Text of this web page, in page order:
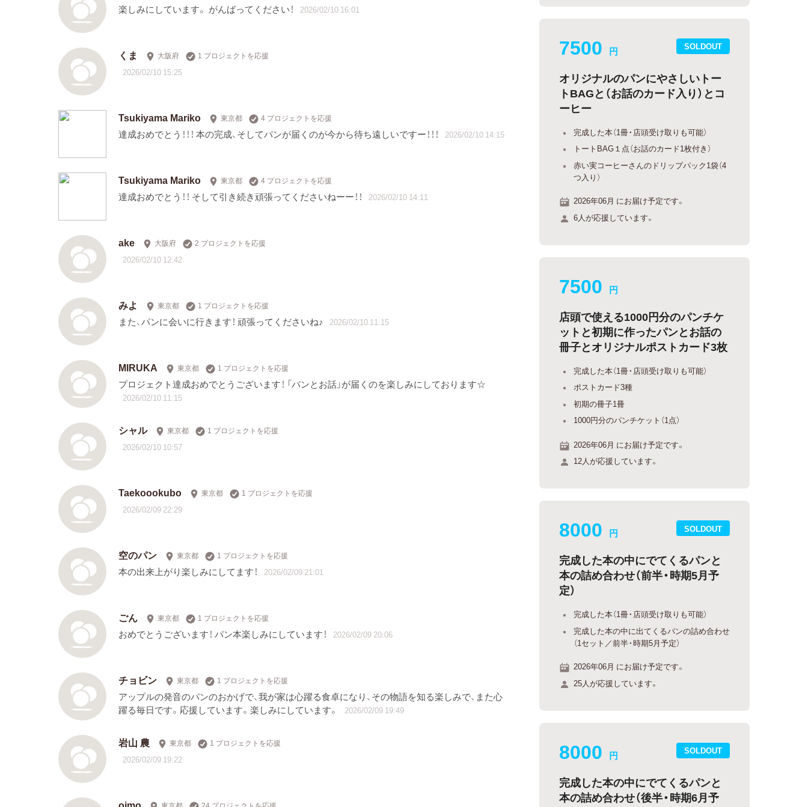
楽しみにしています。 がんばってください！ 2026/02/10 16:01
くま 大阪府 1 プロジェクトを応援
2026/02/10 15:25
Tsukiyama Mariko 東京都 4 プロジェクトを応援
達成おめでとう！！！ 本の完成、そしてパンが届くのが今から待ち遠しいですー！！！ 2026/02/10 14:15
Tsukiyama Mariko 東京都 4 プロジェクトを応援
達成おめでとう！！ そして引き続き頑張ってくださいねーー！！ 2026/02/10 14:11
ake 大阪府 2 プロジェクトを応援
2026/02/10 12:42
みよ 東京都 1 プロジェクトを応援
また、パンに会いに行きます！ 頑張ってくださいね♪ 2026/02/10 11:15
MIRUKA 東京都 1 プロジェクトを応援
プロジェクト達成おめでとうございます！ 「パンとお話」が届くのを楽しみにしております☆
2026/02/10 11:15
シャル 東京都 1 プロジェクトを応援
2026/02/10 10:57
Taekoookubo 東京都 1 プロジェクトを応援
2026/02/09 22:29
空のパン 東京都 1 プロジェクトを応援
本の出来上がり楽しみにしてます！ 2026/02/09 21:01
ごん 東京都 1 プロジェクトを応援
おめでとうございます！ パン本楽しみにしています！ 2026/02/09 20:06
チョビン 東京都 1 プロジェクトを応援
アップルの発音のパンのおかげで、我が家は心躍る食卓になり、その物語を知る楽しみで、また心
躍る毎日です。応援しています。楽しみにしています。
2026/02/09 19:49
岩山 農 東京都 1 プロジェクトを応援
2026/02/09 19:22
SOLDOUT
7500 円
オリジナルのパンにやさしいトー
トBAGと（お話のカード入り）とコ
ーヒー
完成した本（1冊・店頭受け取りも可能）
トートBAG１点（お話のカード1枚付き）
赤い実コーヒーさんのドリップパック1袋（4
つ入り）
2026年06月 にお届け予定です。
6人が応援しています。
7500 円
店頭で使える1000円分のパンチケ
ットと初期に作ったパンとお話の
冊子とオリジナルポストカード3枚
完成した本（1冊・店頭受け取りも可能）
ポストカード3種
初期の冊子1冊
1000円分のパンチケット（1点）
2026年06月 にお届け予定です。
12人が応援しています。
SOLDOUT
8000 円
完成した本の中にでてくるパンと
本の詰め合わせ（前半・時期5月予
定）
完成した本（1冊・店頭受け取りも可能）
完成した本の中に出てくるパンの詰め合わせ
（1セット／前半・時期5月予定）
2026年06月 にお届け予定です。
25人が応援しています。
SOLDOUT
8000 円
完成した本の中にでてくるパンと
本の詰め合わせ（後半・時期6月予